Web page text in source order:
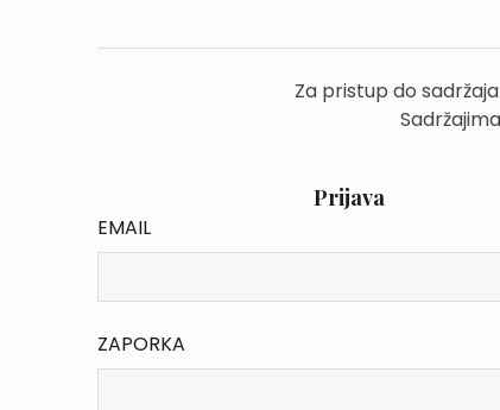
Za pristup do
Prijava
EMAIL
ZAPORKA